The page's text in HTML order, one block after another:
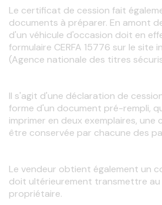
Le certificat de cession fait
documents à préparer. En amont
d'un véhicule d'occasion doit en
formulaire CERFA 15776 sur le site
(Agence nationale des titres
Il s'agit d'une déclaration de
forme d'un document pré-rempli,
imprimer en deux exemplaires, une
être conservée par chacune des
Le vendeur obtient également un
doit ultérieurement transmettre au
propriétaire.